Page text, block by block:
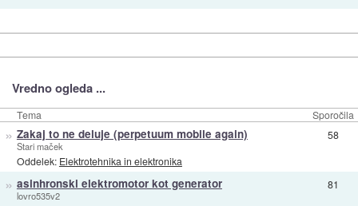
Vredno ogleda ...
Tema Sporočila
» Zakaj to ne deluje (perpetuum mobile again)
Stari maček
Oddelek: Elektrotehnika in elektronika
58
» asinhronski elektromotor kot generator
lovro535v2
81